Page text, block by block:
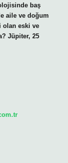
baş
aile ve doğum
olan eski ve
Jüpiter, 25